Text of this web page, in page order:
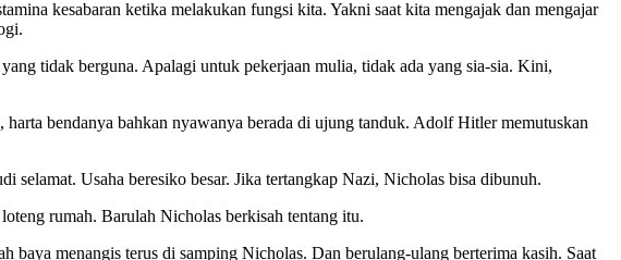
kesabaran ketika melakukan fungsi kita. Yakni saat kita mengajak dan mengajar
tidak berguna. Apalagi untuk pekerjaan mulia, tidak ada yang sia-sia. Kini,
bendanya bahkan nyawanya berada di ujung tanduk. Adolf Hitler memutuskan
selamat. Usaha beresiko besar. Jika tertangkap Nazi, Nicholas bisa dibunuh.
rumah. Barulah Nicholas berkisah tentang itu.
baya menangis terus di samping Nicholas. Dan berulang-ulang berterima kasih. Saat